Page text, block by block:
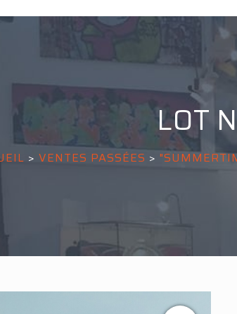
LOT
> VENTES PASSÉES >